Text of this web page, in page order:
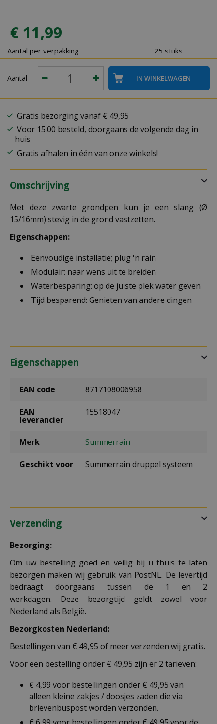
€ 11,99
Aantal per verpakking 25 stuks
Aantal
Gratis bezorging vanaf € 49,95
Voor 15:00 besteld, doorgaans de volgende dag in
huis
Gratis afhalen in één van onze winkels!
Omschrijving
Met deze zwarte grondpen kun je een slang (Ø
15/16mm) stevig in de grond vastzetten.
Eigenschappen:
Eenvoudige installatie; plug 'n rain
Modulair: naar wens uit te breiden
Waterbesparing: op de juiste plek water geven
Tijd besparend: Genieten van andere dingen
Eigenschappen
EAN code 8717108006958
EAN
leverancier
15518047
Merk Summerrain
Geschikt voor Summerrain druppel systeem
Verzending
Bezorging:
Om uw bestelling goed en veilig bij u thuis te laten
bezorgen maken wij gebruik van PostNL. De levertijd
bedraagt doorgaans tussen de 1 en 2
werkdagen. Deze bezorgtijd geldt zowel voor
Nederland als België.
Bezorgkosten Nederland:
Bestellingen van € 49,95 of meer verzenden wij gratis.
Voor een bestelling onder € 49,95 zijn er 2 tarieven:
€ 4,99 voor bestellingen onder € 49,95 van
alleen kleine zakjes / doosjes zaden die via
brievenbuspost worden verzonden.